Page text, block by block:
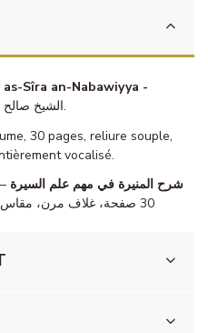
Sîra an-Nabawiyya -
— الشيخ صالح العصيمي.
30 pages, reliure souple,
vocalisé.
شرح المنيرة في مهم علم السيرة
30 صفحة، غلاف مرن، مقاس 17×24 سم. النص مشكول بالكامل.